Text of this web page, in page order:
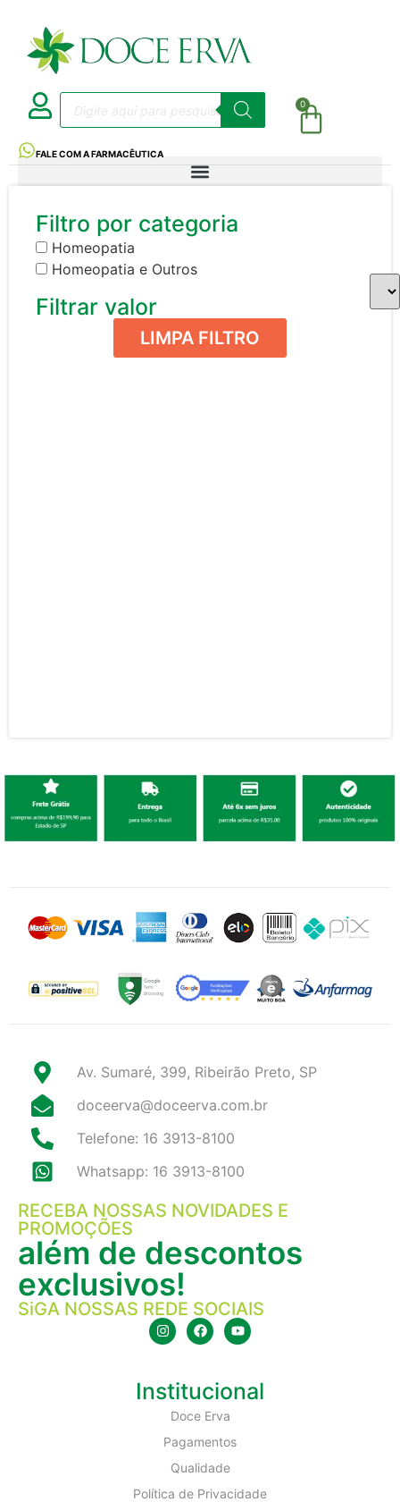
0
FALE COM A FARMACÊUTICA
Filtro por categoria
Homeopatia
Homeopatia e Outros
Filtrar valor
LIMPA FILTRO
Av. Sumaré, 399, Ribeirão Preto, SP
doceerva@doceerva.com.br
Telefone: 16 3913-8100
Whatsapp: 16 3913-8100
RECEBA NOSSAS NOVIDADES E
PROMOÇÕES
além de descontos
exclusivos!
SiGA NOSSAS REDE SOCIAIS
Institucional
Doce Erva
Pagamentos
Qualidade
Política de Privacidade